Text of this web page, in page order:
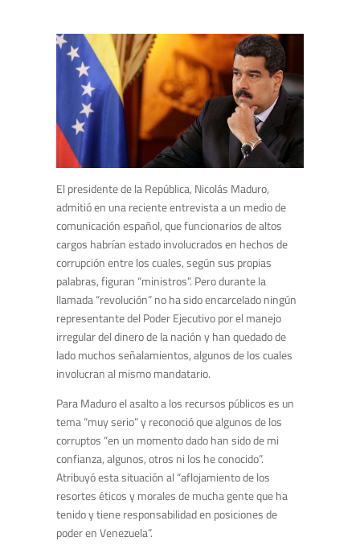
El presidente de la República, Nicolás Maduro,
admitió en una reciente entrevista a un medio de
comunicación español, que funcionarios de altos
cargos habrían estado involucrados en hechos de
corrupción entre los cuales, según sus propias
palabras, figuran “ministros”. Pero durante la
llamada “revolución” no ha sido encarcelado ningún
representante del Poder Ejecutivo por el manejo
irregular del dinero de la nación y han quedado de
lado muchos señalamientos, algunos de los cuales
involucran al mismo mandatario.
Para Maduro el asalto a los recursos públicos es un
tema “muy serio” y reconoció que algunos de los
corruptos “en un momento dado han sido de mi
confianza, algunos, otros ni los he conocido”.
Atribuyó esta situación al “aflojamiento de los
resortes éticos y morales de mucha gente que ha
tenido y tiene responsabilidad en posiciones de
poder en Venezuela”.